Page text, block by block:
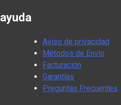
ayuda
Aviso de privacidad
Métodos de Envío
Facturación
Garantías
Preguntas Frecuentes